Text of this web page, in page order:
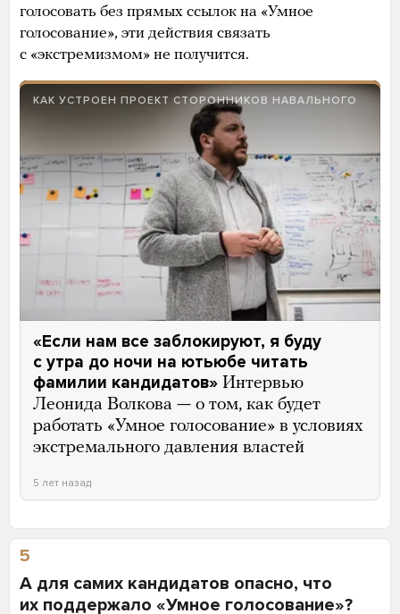
голосовать без прямых ссылок на «Умное
голосование», эти действия связать
с «экстремизмом» не получится.
КАК УСТРОЕН ПРОЕКТ СТОРОННИКОВ НАВАЛЬНОГО
«Если нам все заблокируют, я буду
с утра до ночи на ютьюбе читать
фамилии кандидатов» Интервью
Леонида Волкова — о том, как будет
работать «Умное голосование» в условиях
экстремального давления властей
5 лет назад
5
А для самих кандидатов опасно, что
их поддержало «Умное голосование»?